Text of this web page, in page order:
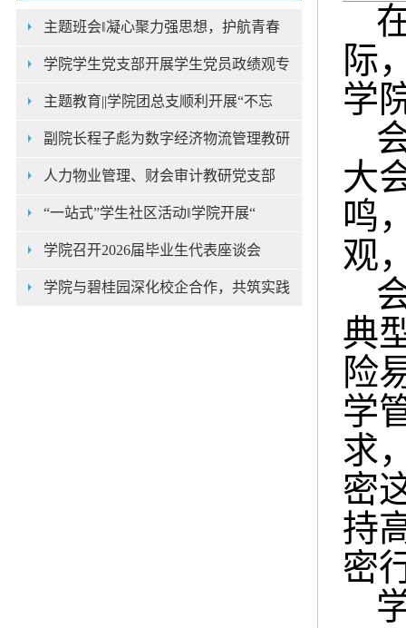
主题班会‖凝心聚力强思想，护航青春
学院学生党支部开展学生党员政绩观专
主题教育||学院团总支顺利开展“不忘
副院长程子彪为数字经济物流管理教研
人力物业管理、财会审计教研党支部
“一站式”学生社区活动‖学院开展“
学院召开2026届毕业生代表座谈会
学院与碧桂园深化校企合作，共筑实践
际
学
大
鸣
观
典
险
学
求
密
持
密